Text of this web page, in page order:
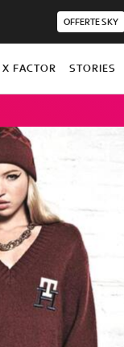
OFFERTE SKY
X FACTOR STORIES